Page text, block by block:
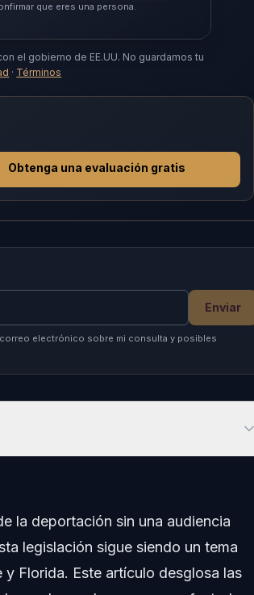
que eres una persona.
el gobierno de EE.UU. No guardamos tu
· Términos
Obtenga una evaluación gratis
Enviar
correo electrónico sobre mi consulta y posibles
la deportación sin una audiencia
legislación sigue siendo un tema
Florida. Este artículo desglosa las